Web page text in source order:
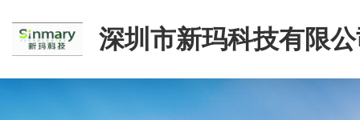
深圳市新玛科技有限